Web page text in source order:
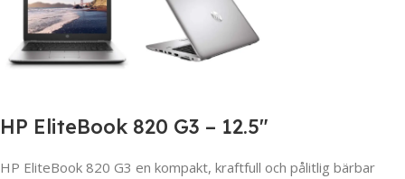
HP EliteBook 820 G3 – 12.5″
HP EliteBook 820 G3 en kompakt, kraftfull och pålitlig bärbar